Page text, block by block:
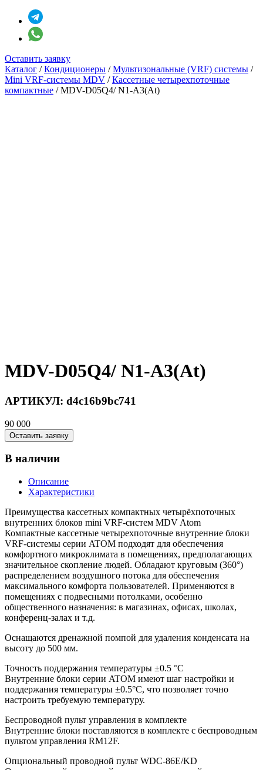
Оставить заявку
Каталог /Кондиционеры /Мультизональные (VRF) системы /
Mini VRF-системы MDV /Кассетные четырехпоточные
компактные /MDV-D05Q4/ N1-A3(At)
MDV-D05Q4/ N1-A3(At)
АРТИКУЛ: d4c16b9bc741
90 000
Оставить заявку
В наличии
Описание
Характеристики
Преимущества кассетных компактных четырёхпоточных
внутренних блоков mini VRF-систем MDV Atom
Компактные кассетные четырехпоточные внутренние блоки
VRF-системы серии ATOM подходят для обеспечения
комфортного микроклимата в помещениях, предполагающих
значительное скопление людей. Обладают круговым (360°)
распределением воздушного потока для обеспечения
максимального комфорта пользователей. Применяются в
помещениях с подвесными потолками, особенно
общественного назначения: в магазинах, офисах, школах,
конференц-залах и т.д.
Оснащаются дренажной помпой для удаления конденсата на
высоту до 500 мм.
Точность поддержания температуры ±0.5 °C
Внутренние блоки серии ATOM имеют шаг настройки и
поддержания температуры ±0.5°С, что позволяет точно
настроить требуемую температуру.
Беспроводной пульт управления в комплекте
Внутренние блоки поставляются в комплекте с беспроводным
пультом управления RM12F.
Опциональный проводной пульт WDC-86E/KD